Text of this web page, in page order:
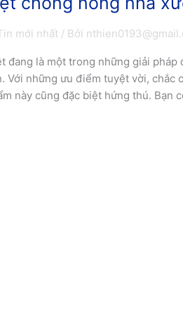
mới nhất / Bởi
đang là một trong những giải pháp
Với những ưu điểm tuyệt vời, chắc
này cũng đặc biệt hứng thú. Bạn